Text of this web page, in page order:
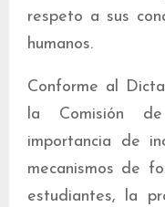
respeto a sus
humanos.
Conforme al
la Comisión
importancia de
mecanismos de
estudiantes, la